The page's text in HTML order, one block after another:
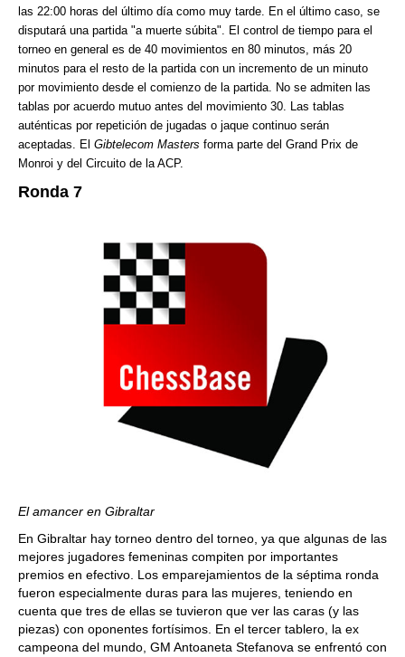
las 22:00 horas del último día como muy tarde. En el último caso, se
disputará una partida "a muerte súbita". El control de tiempo para el
torneo en general es de 40 movimientos en 80 minutos, más 20
minutos para el resto de la partida con un incremento de un minuto
por movimiento desde el comienzo de la partida. No se admiten las
tablas por acuerdo mutuo antes del movimiento 30. Las tablas
auténticas por repetición de jugadas o jaque continuo serán
aceptadas. El Gibtelecom Masters forma parte del Grand Prix de
Monroi y del Circuito de la ACP.
Ronda 7
El amancer en Gibraltar
En Gibraltar hay torneo dentro del torneo, ya que algunas de las
mejores jugadores femeninas compiten por importantes
premios en efectivo. Los emparejamientos de la séptima ronda
fueron especialmente duras para las mujeres, teniendo en
cuenta que tres de ellas se tuvieron que ver las caras (y las
piezas) con oponentes fortísimos. En el tercer tablero, la ex
campeona del mundo, GM Antoaneta Stefanova se enfrentó con